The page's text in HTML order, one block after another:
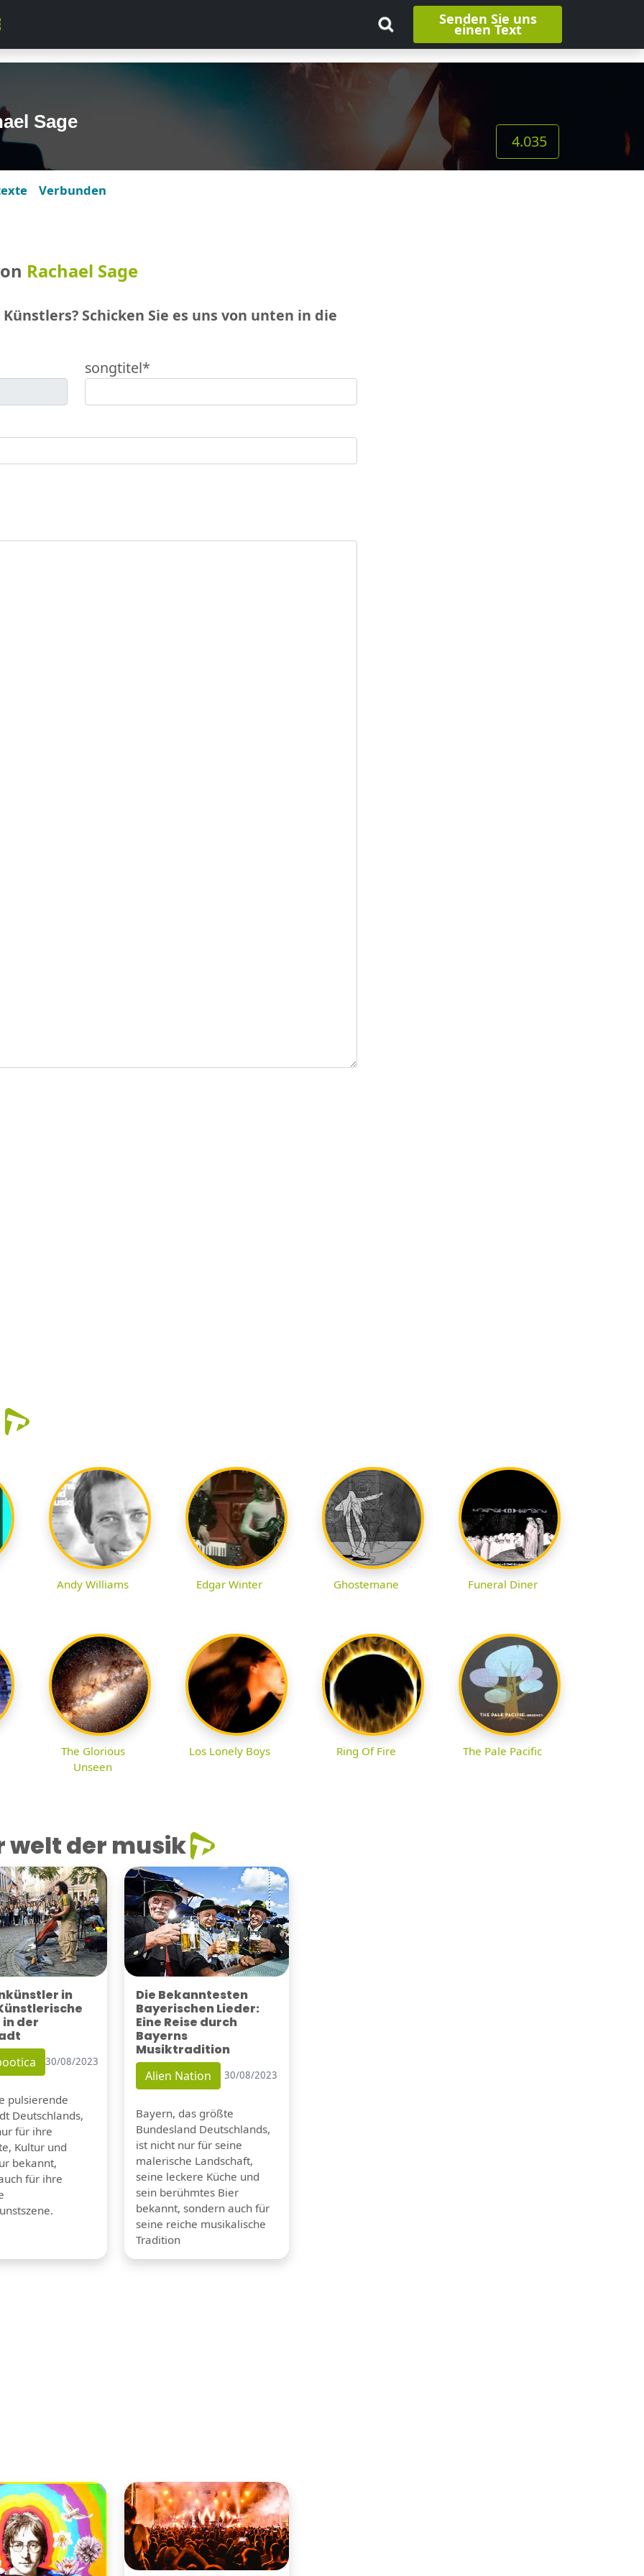
Senden Sie uns
einen Text
Sage
4.035
Verbunden
Rachael Sage
Schicken Sie es uns von unten in die
songtitel*
Andy Williams Edgar Winter Ghostemane Funeral Diner
The Glorious
Unseen
Los Lonely Boys Ring Of Fire The Pale Pacific
welt der musik
in
der
30/08/2023
pulsierende
Deutschlands,
für ihre
Kultur und
bekannt,
für ihre
Die Bekanntesten
Bayerischen Lieder:
Eine Reise durch
Bayerns
Musiktradition
Alien Nation 30/08/2023
Bayern, das größte
Bundesland Deutschlands,
ist nicht nur für seine
malerische Landschaft,
seine leckere Küche und
sein berühmtes Bier
bekannt, sondern auch für
seine reiche musikalische
Tradition